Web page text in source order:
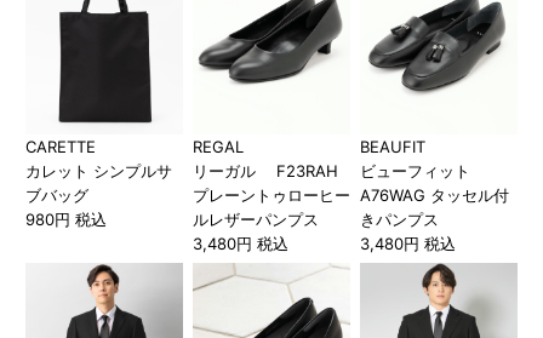
CARETTE
カレット シンプルサ
ブバッグ
980円 税込
REGAL
リーガル F23RAH
プレーントゥローヒー
ルレザーパンプス
3,480円 税込
BEAUFIT
ビューフィット
A76WAG タッセル付
きパンプス
3,480円 税込